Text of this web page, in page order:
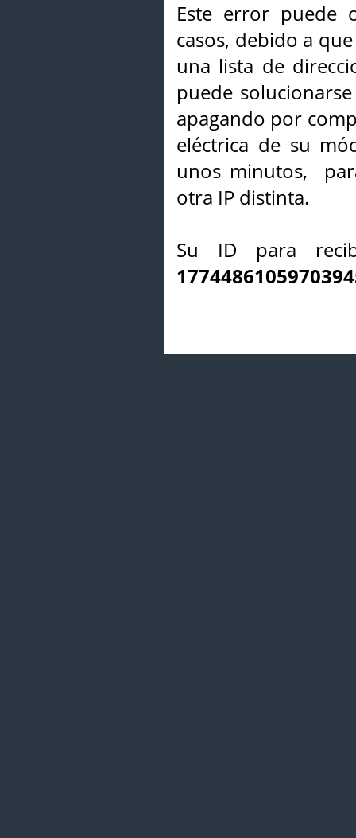
Este error puede
casos, debido a
una lista de
puede
apagando por
eléctrica de su
unos minutos,
otra IP distinta.
Su ID para